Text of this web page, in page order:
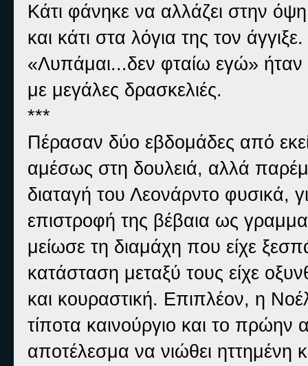
Κάτι φάνηκε να αλλάζει στην
και κάτι στα λόγια της τον άγγιξε.
«Λυπάμαι...δεν φταίω εγώ» ήταν
με μεγάλες δρασκελιές.
***
Πέρασαν δύο εβδομάδες από
αμέσως στη δουλειά, αλλά
διαταγή του Λεονάρντο φυσικά,
επιστροφή της βέβαια ως
μείωσε τη διαμάχη που είχε
κατάσταση μεταξύ τους είχε
και κουραστική. Επιπλέον, η
τίποτα καινούργιο και το πρώην
αποτέλεσμα να νιώθει ηττημένη